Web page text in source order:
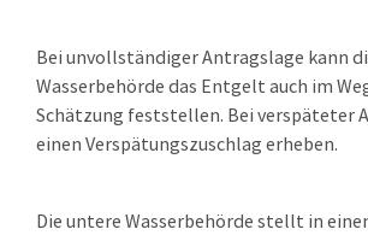
Bei unvollständiger Antragslage kann
Wasserbehörde das Entgelt auch im
Schätzung feststellen. Bei verspäteter
einen Verspätungszuschlag erheben.
Die untere Wasserbehörde stellt in